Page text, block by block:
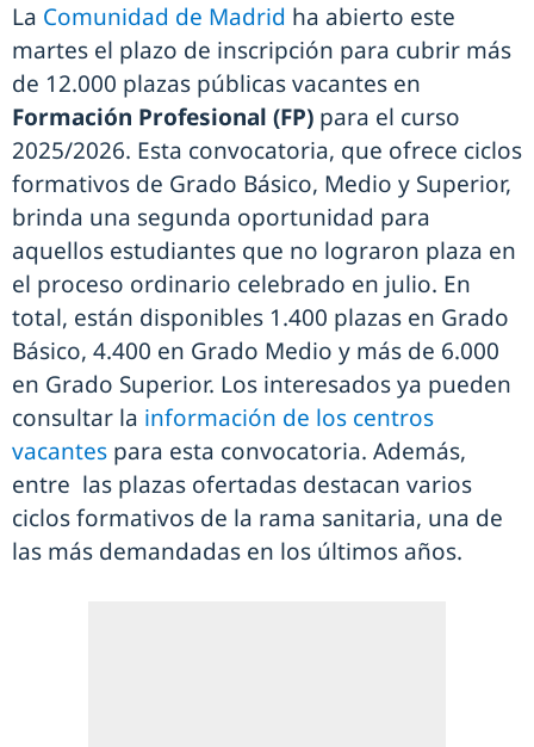
La Comunidad de Madrid ha abierto este
martes el plazo de inscripción para cubrir más
de 12.000 plazas públicas vacantes en
Formación Profesional (FP) para el curso
2025/2026. Esta convocatoria, que ofrece ciclos
formativos de Grado Básico, Medio y Superior,
brinda una segunda oportunidad para
aquellos estudiantes que no lograron plaza en
el proceso ordinario celebrado en julio. En
total, están disponibles 1.400 plazas en Grado
Básico, 4.400 en Grado Medio y más de 6.000
en Grado Superior. Los interesados ya pueden
consultar la información de los centros
vacantes para esta convocatoria. Además,
entre las plazas ofertadas destacan varios
ciclos formativos de la rama sanitaria, una de
las más demandadas en los últimos años.